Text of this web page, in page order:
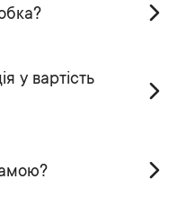
у вартість